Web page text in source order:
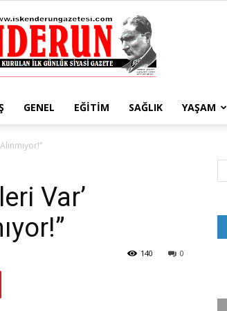
GENEL EĞITIM SAĞLIK YAŞAM
Var’
0
140